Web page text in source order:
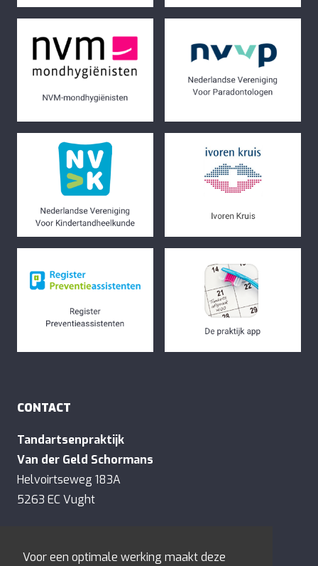
Voor een optimale werking maakt deze
CONTACT
Tandartsenpraktijk
Van der Geld Schormans
Helvoirtseweg 183A
5263 EC Vught
T:073-6577128